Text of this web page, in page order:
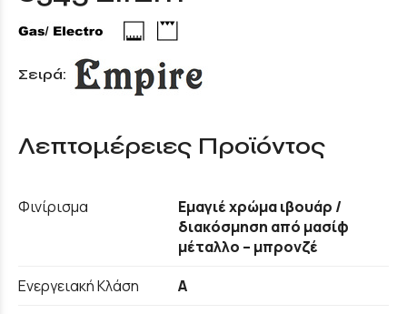
Σειρά:
Λεπτομέρειες Προϊόντος
Φινίρισμα
Εμαγιέ χρώμα ιβουάρ /
διακόσμηση από μασίφ
μέταλλο – μπρονζέ
Ενεργειακή Κλάση
A